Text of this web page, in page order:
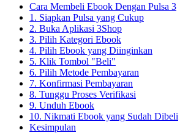
Cara Membeli Ebook Dengan Pulsa 3
1. Siapkan Pulsa yang Cukup
2. Buka Aplikasi 3Shop
3. Pilih Kategori Ebook
4. Pilih Ebook yang Diinginkan
5. Klik Tombol "Beli"
6. Pilih Metode Pembayaran
7. Konfirmasi Pembayaran
8. Tunggu Proses Verifikasi
9. Unduh Ebook
10. Nikmati Ebook yang Sudah Dibeli
Kesimpulan